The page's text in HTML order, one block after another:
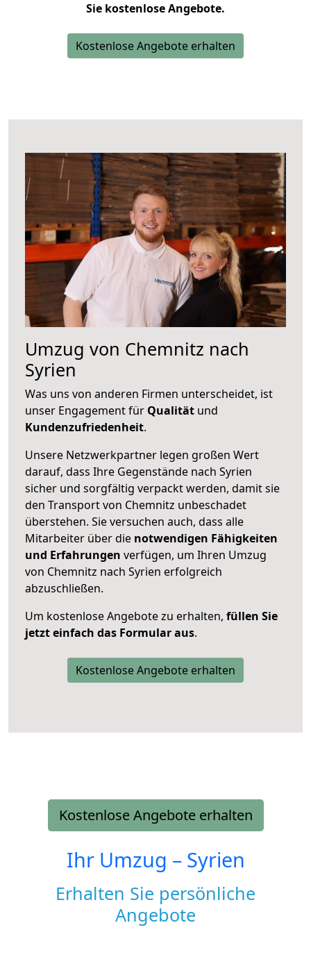
Sie kostenlose Angebote.
Kostenlose Angebote erhalten
Umzug von Chemnitz nach
Syrien
Was uns von anderen Firmen unterscheidet, ist
unser Engagement für Qualität und
Kundenzufriedenheit.
Unsere Netzwerkpartner legen großen Wert
darauf, dass Ihre Gegenstände nach Syrien
sicher und sorgfältig verpackt werden, damit sie
den Transport von Chemnitz unbeschadet
überstehen. Sie versuchen auch, dass alle
Mitarbeiter über die notwendigen Fähigkeiten
und Erfahrungen verfügen, um Ihren Umzug
von Chemnitz nach Syrien erfolgreich
abzuschließen.
Um kostenlose Angebote zu erhalten, füllen Sie
jetzt einfach das Formular aus.
Kostenlose Angebote erhalten
Kostenlose Angebote erhalten
Ihr Umzug – Syrien
Erhalten Sie persönliche
Angebote